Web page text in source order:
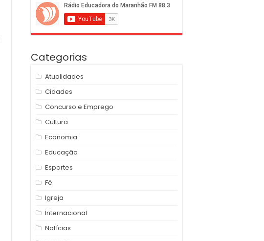
Categorias
Atualidades
Cidades
Concurso e Emprego
Cultura
Economia
Educação
Esportes
Fé
Igreja
Internacional
Notícias